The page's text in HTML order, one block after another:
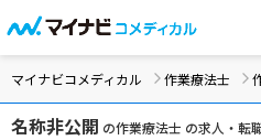
マイナビコメディカル 作業療法士
名称非公開 の作業療法士 の求人・